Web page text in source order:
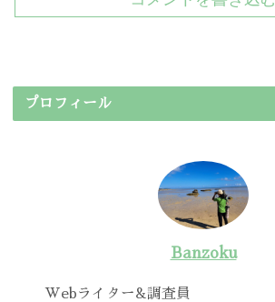
プロフィール
Banzoku
Webライター&調査員